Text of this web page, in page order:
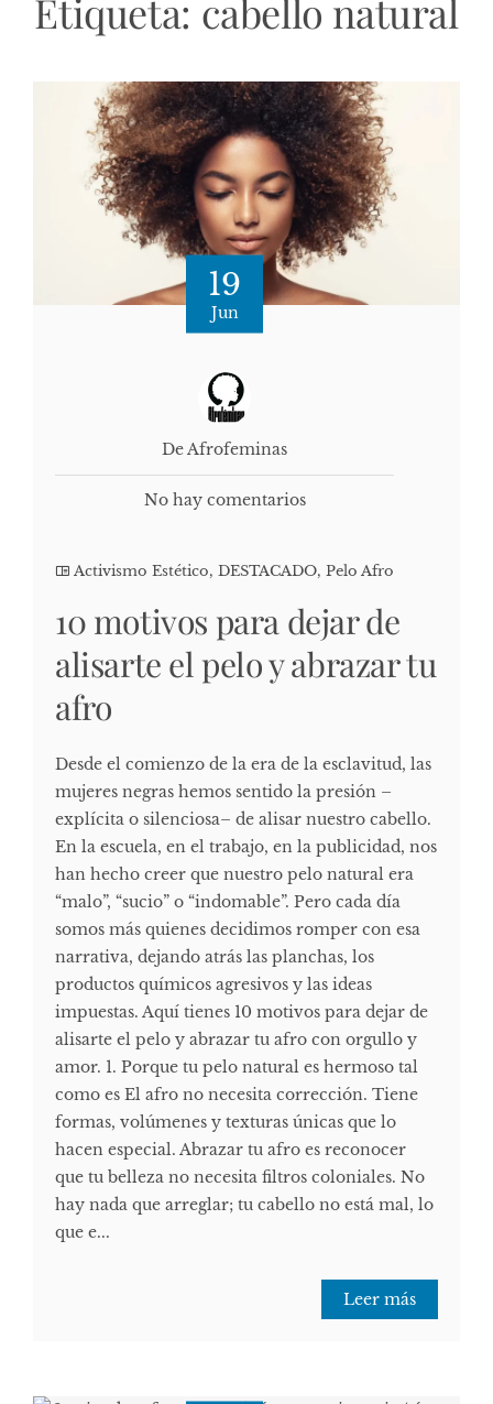
Etiqueta: cabello natural
19
Jun
De Afrofeminas
No hay comentarios
Activismo Estético, DESTACADO, Pelo Afro
10 motivos para dejar de
alisarte el pelo y abrazar tu
afro
Desde el comienzo de la era de la esclavitud, las
mujeres negras hemos sentido la presión –
explícita o silenciosa– de alisar nuestro cabello.
En la escuela, en el trabajo, en la publicidad, nos
han hecho creer que nuestro pelo natural era
“malo”, “sucio” o “indomable”. Pero cada día
somos más quienes decidimos romper con esa
narrativa, dejando atrás las planchas, los
productos químicos agresivos y las ideas
impuestas. Aquí tienes 10 motivos para dejar de
alisarte el pelo y abrazar tu afro con orgullo y
amor. 1. Porque tu pelo natural es hermoso tal
como es El afro no necesita corrección. Tiene
formas, volúmenes y texturas únicas que lo
hacen especial. Abrazar tu afro es reconocer
que tu belleza no necesita filtros coloniales. No
hay nada que arreglar; tu cabello no está mal, lo
que e...
Leer más